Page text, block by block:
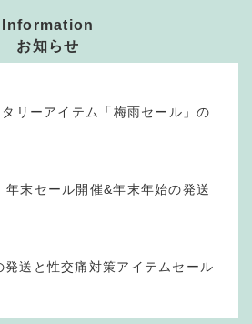
Information
お知らせ
リーアイテム「梅雨セール」の
年末セール開催&年末年始の発送
発送と性交痛対策アイテムセール